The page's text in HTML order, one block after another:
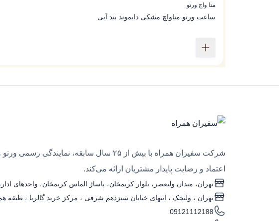
متا واچ ورتو
ساعت ورتو متاواچ مشکی دایموند بند آبی
شرکت سفیران همراه با بیش از ۲۵ سال
اعتماد و رضایت پایدار مشتریان ارائه می‌کند.
تهران، میدان ولیعصر، بلوار کریمخان، پاساژ الماس کریمخان، واحدهای
تهران ، ولنجک‌ ، انتهای خیابان سیزدهم شرقی ، مرکز خرید گالریا ، طبقه
09121112188